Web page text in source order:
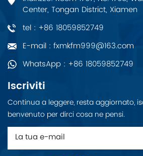
Center, Tongan District, Xiamen
tel : +86 18059852749
E-mail : fxmkfm999@163.com
WhatsApp : +86 18059852749
Iscriviti
Continua a leggere, resta aggiornato,
benvenuto per dirci cosa ne pensi.